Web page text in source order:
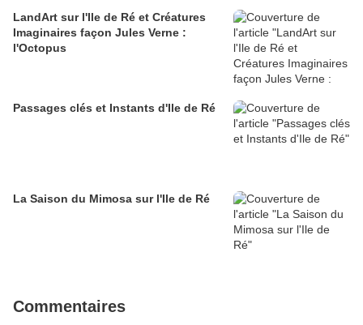
LandArt sur l'Ile de Ré et Créatures
Imaginaires façon Jules Verne :
l'Octopus
Passages clés et Instants d'Ile de Ré
La Saison du Mimosa sur l'Ile de Ré
Commentaires